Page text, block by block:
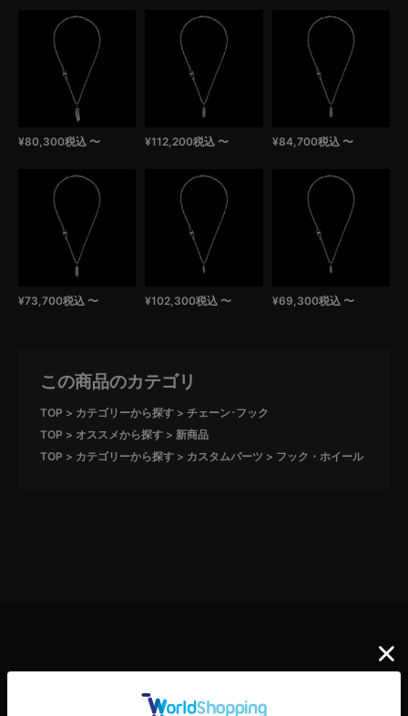
¥80,300税込 〜 ¥112,200税込 〜 ¥84,700税込 〜
¥73,700税込 〜 ¥102,300税込 〜 ¥69,300税込 〜
この商品のカテゴリ
TOP カテゴリーから探す
チェーン･フック
TOP
オススメから探す
新商品
TOP
カテゴリーから探す カスタムパーツ フック・ホイール
RELATED ITEM この商品の関連商品